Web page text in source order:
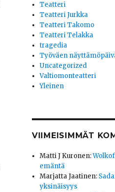
Teatteri
Teatteri Jurkka
Teatteri Takomo
Teatteri Telakka
tragedia
Työväen
Uncategorized
Valtiomonteatteri
Yleinen
VIIMEISIMMÄT
Matti J Kuronen:
emäntä
Marjatta Jaatinen:
yksinäisyys